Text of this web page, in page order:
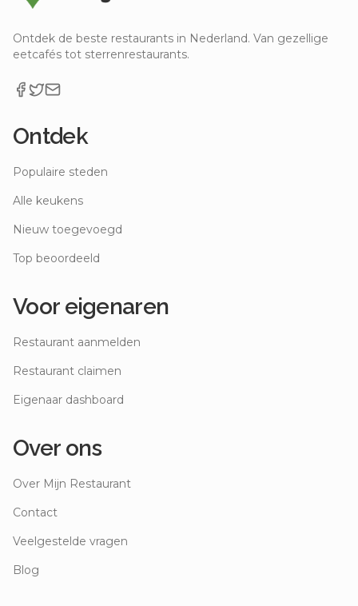
Ontdek de beste restaurants in Nederland. Van gezellige
eetcafés tot sterrenrestaurants.
Ontdek
Populaire steden
Alle keukens
Nieuw toegevoegd
Top beoordeeld
Voor eigenaren
Restaurant aanmelden
Restaurant claimen
Eigenaar dashboard
Over ons
Over Mijn Restaurant
Contact
Veelgestelde vragen
Blog